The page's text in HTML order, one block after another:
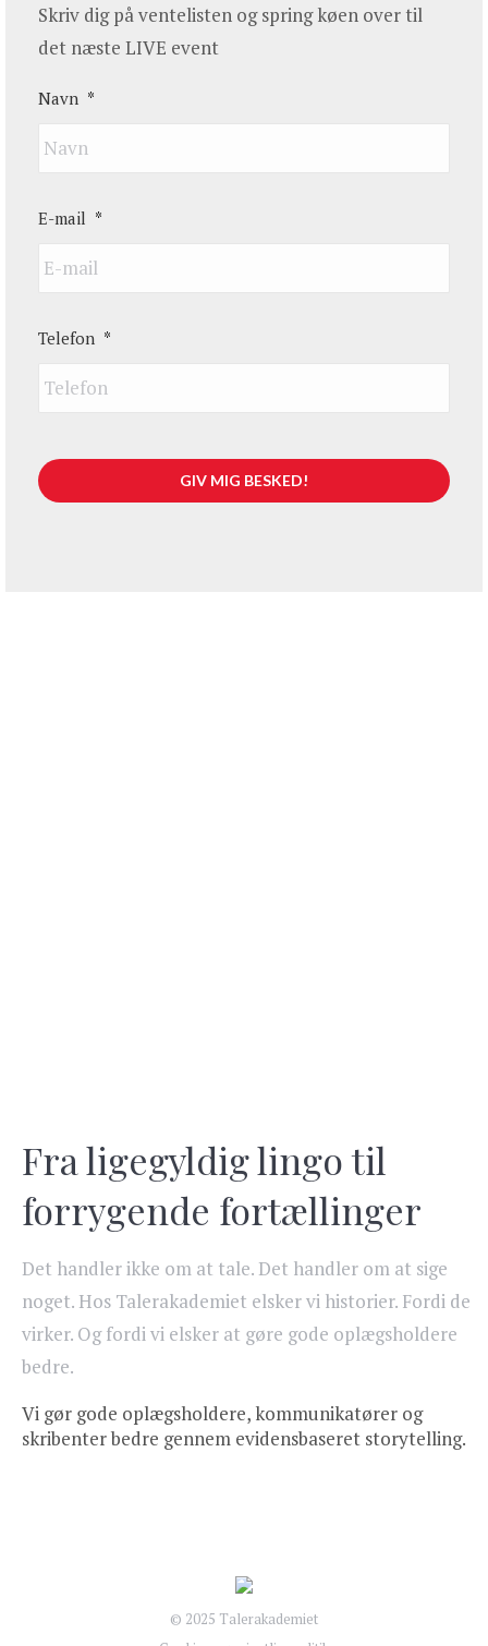
Skriv dig på ventelisten og spring køen over til
det næste LIVE event
Navn *
E-mail *
Telefon *
Fra ligegyldig lingo til
forrygende fortællinger
Det handler ikke om at tale. Det handler om at sige
noget. Hos Talerakademiet elsker vi historier. Fordi de
virker. Og fordi vi elsker at gøre gode oplægsholdere
bedre.
Vi gør gode oplægsholdere, kommunikatører og
skribenter bedre gennem evidensbaseret storytelling.
© 2025 Talerakademiet